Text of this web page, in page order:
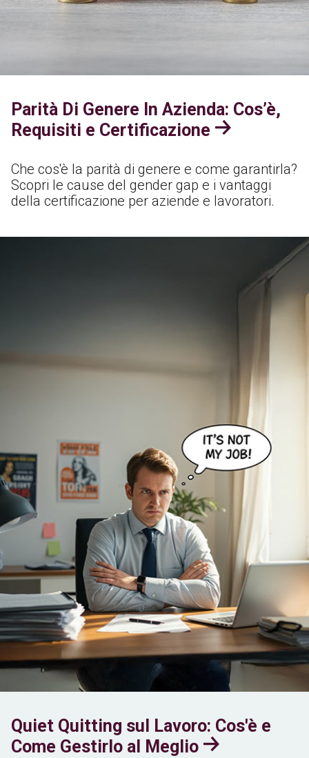
Parità Di Genere In Azienda: Cos’è,
Requisiti e Certificazione
Che cos'è la parità di genere e come garantirla?
Scopri le cause del gender gap e i vantaggi
della certificazione per aziende e lavoratori.
Quiet Quitting sul Lavoro: Cos'è e
Come Gestirlo al Meglio